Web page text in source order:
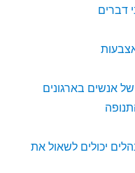
דברים
אנשים בארגונים
יכולים לשאול את